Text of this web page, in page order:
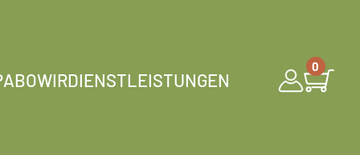
ABOWIRDIENSTLEISTUNGEN
0